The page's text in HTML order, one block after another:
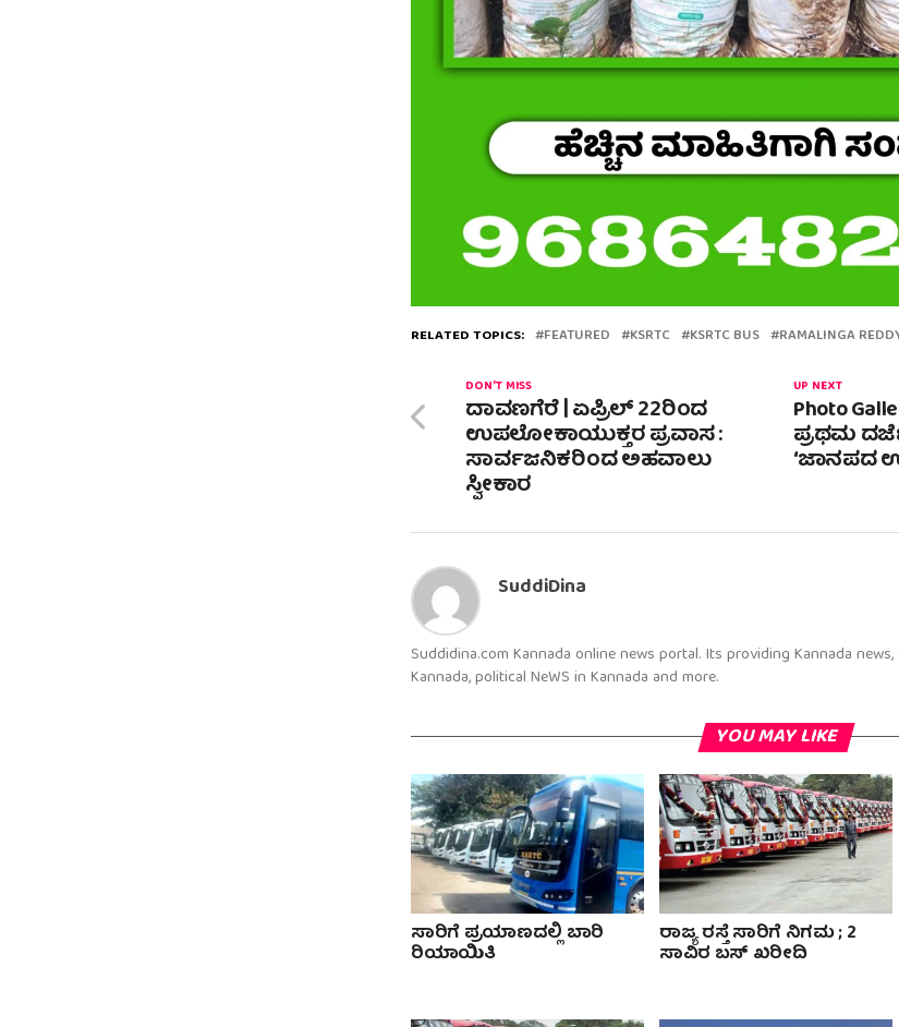
RELATED TOPICS: FEATURED KSRTC KSRTC BUS RAMALINGA
UP NEXT
Photo
ಪ್ರಥಮ
‘ಜಾನಪದ
DON'T MISS
ದಾವಣಗೆರೆ | ಏಪ್ರಿಲ್ 22ರಿಂದ
ಉಪಲೋಕಾಯುಕ್ತರ ಪ್ರವಾಸ :
ಸಾರ್ವಜನಿಕರಿಂದ ಅಹವಾಲು
ಸ್ವೀಕಾರ
SuddiDina
Suddidina.com Kannada online news portal. Its providing Kannada
Kannada, political NeWS in Kannada and more.
YOU MAY LIKE
ಸಾರಿಗೆ ಪ್ರಯಾಣದಲ್ಲಿ ಬಾರಿ
ರಿಯಾಯಿತಿ
ರಾಜ್ಯ ರಸ್ತೆ ಸಾರಿಗೆ ನಿಗಮ ; 2
ಸಾವಿರ ಬಸ್ ಖರೀದಿ